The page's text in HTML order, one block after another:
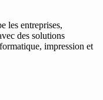
les entreprises,
des solutions
impression et